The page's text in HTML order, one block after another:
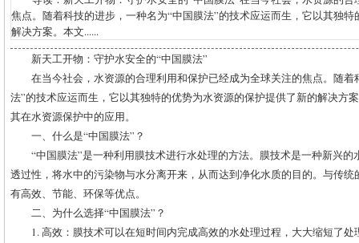
焦点。随着科技的进步，一种名为“中国膜法”的技术应运而生，它以其独
解决方案。本文......
新天工开物：守护水安全的“中国膜法”
在当今社会，水资源的合理利用和保护已经成为全球关注的焦点。随
法”的技术应运而生，它以其独特的优势为水资源的保护提供了新的解决方
其在水资源保护中的应用。
一、什么是“中国膜法”？
“中国膜法”是一种利用膜技术进行水处理的方法。膜技术是一种新兴
透过性，将水中的污染物与水分离开来，从而达到净化水质的目的。与传
有高效、节能、环保等优点。
二、为什么选择“中国膜法”？
1. 高效：膜技术可以在短时间内完成高效的水处理过程，大大缩短了处